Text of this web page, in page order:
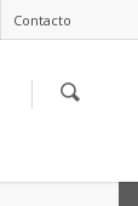
Contacto